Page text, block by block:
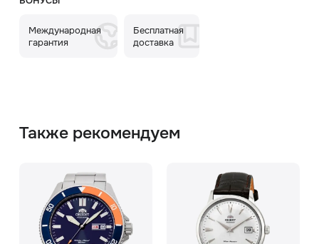
Международная
гарантия
Бесплатная
доставка
Также рекомендуем